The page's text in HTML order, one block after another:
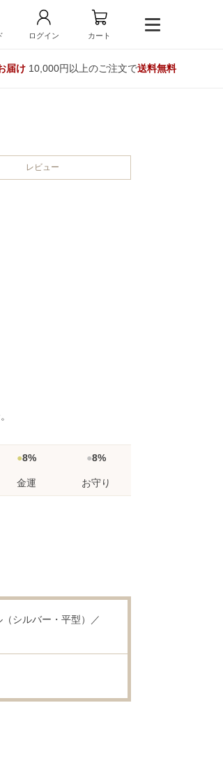
ログイン カート
届け10,000円以上のご注文で送料無料
レビュー
8% 8%
金運 お守り
（シルバー・平型）／